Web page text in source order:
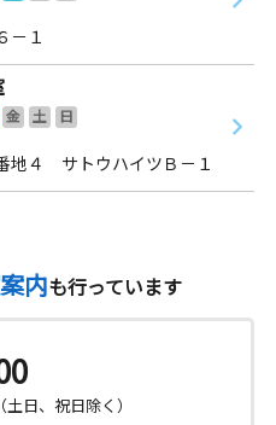
－１
金 土
日
地４ サトウハイツＢ－１
内も行っています
日、祝日除く）